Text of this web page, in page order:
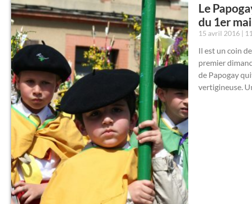
Le
du 1er mai
15 avril 2016
Il est un coin
premier
de Papogay
vertigineuse.